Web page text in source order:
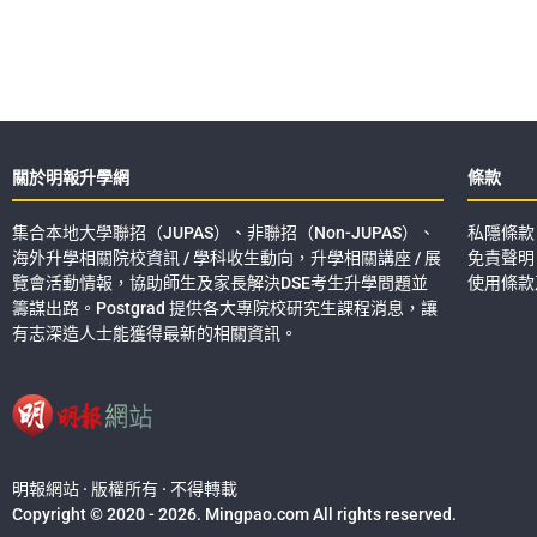
關於明報升學網
集合本地大學聯招（JUPAS）、非聯招（Non-JUPAS）、
海外升學相關院校資訊 / 學科收生動向，升學相關講座 / 展
覽會活動情報，協助師生及家長解決DSE考生升學問題並
籌謀出路。Postgrad 提供各大專院校研究生課程消息，讓
有志深造人士能獲得最新的相關資訊。
條款
私隱條款
免責聲明
使用條
明報網站 · 版權所有 · 不得轉載
Copyright © 2020 - 2026. Mingpao.com All rights reserved.